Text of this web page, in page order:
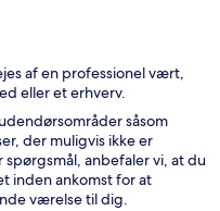
af en professionel vært,
eller et erhverv.
såsom
der muligvis ikke er
anbefaler vi, at du
inden ankomst for at
værelse til dig.